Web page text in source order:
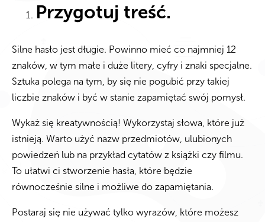
Przygotuj treść.
Silne hasło jest długie. Powinno mieć co najmniej 12
znaków, w tym małe i duże litery, cyfry i znaki specjalne.
Sztuka polega na tym, by się nie pogubić przy takiej
liczbie znaków i być w stanie zapamiętać swój pomysł.
Wykaż się kreatywnością! Wykorzystaj słowa, które już
istnieją. Warto użyć nazw przedmiotów, ulubionych
powiedzeń lub na przykład cytatów z książki czy filmu.
To ułatwi ci stworzenie hasła, które będzie
równocześnie silne i możliwe do zapamiętania.
Postaraj się nie używać tylko wyrazów, które możesz